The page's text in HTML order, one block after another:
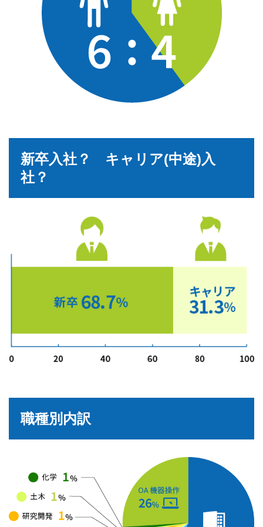
新卒入社？ キャリア(中途)入
社？
職種別内訳